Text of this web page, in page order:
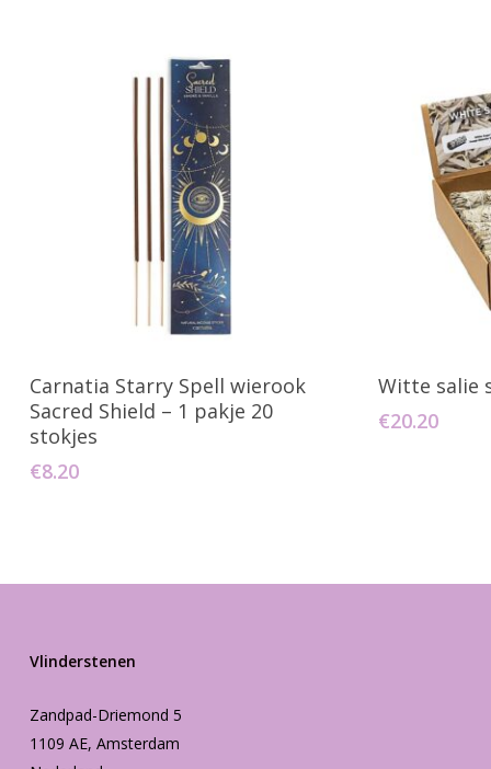
Toevoegen Aan Winkelwagen
Carnatia Starry Spell wierook
Sacred Shield – 1 pakje 20
stokjes
€8.20
Witte salie
€20.20
Vlinderstenen
Zandpad-Driemond 5
1109 AE, Amsterdam